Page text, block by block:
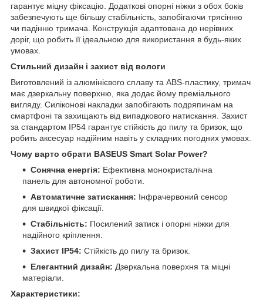
гарантує міцну фіксацію. Додаткові опорні ніжки з обох боків
забезпечують ще більшу стабільність, запобігаючи трясінню
чи падінню тримача. Конструкція адаптована до нерівних
доріг, що робить її ідеальною для використання в будь-яких
умовах.
Стильний дизайн і захист від вологи
Виготовлений із алюмінієвого сплаву та ABS-пластику, тримач
має дзеркальну поверхню, яка додає йому преміального
вигляду. Силіконові накладки запобігають подряпинам на
смартфоні та захищають від випадкового натискання. Захист
за стандартом IP54 гарантує стійкість до пилу та бризок, що
робить аксесуар надійним навіть у складних погодних умовах.
Чому варто обрати BASEUS Smart Solar Power?
Сонячна енергія: Ефективна монокристалічна
панель для автономної роботи.
Автоматичне затискання: Інфрачервоний сенсор
для швидкої фіксації.
Стабільність: Посилений затиск і опорні ніжки для
надійного кріплення.
Захист IP54: Стійкість до пилу та бризок.
Елегантний дизайн: Дзеркальна поверхня та міцні
матеріали.
Характеристики: